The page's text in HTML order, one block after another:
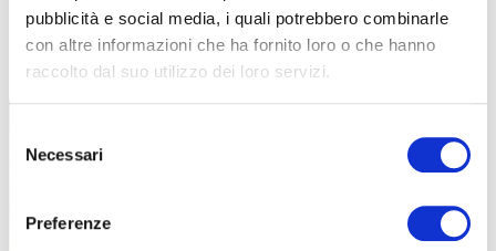
pubblicità e social media, i quali potrebbero combinarle
con altre informazioni che ha fornito loro o che hanno
raccolto dal suo utilizzo dei loro servizi.
delNecessari
Preferenze
TUTTE LE CATEGORIE DEL MAGAZINE